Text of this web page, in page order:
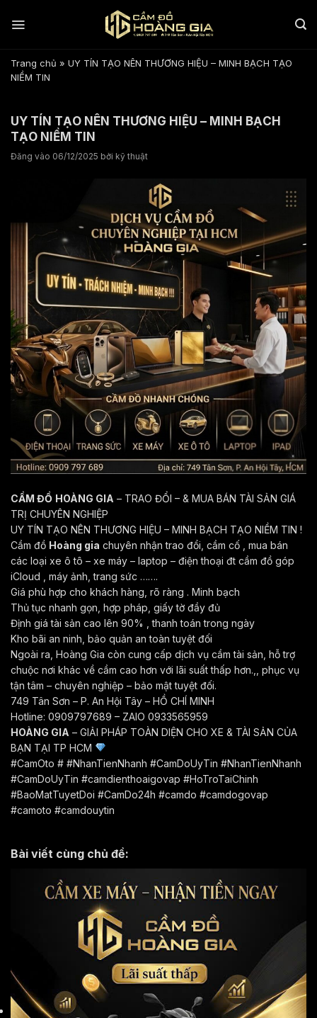
qua
dungTrang chủ » UY TÍN TẠO NÊN THƯƠNG HIỆU – MINH BẠCH TẠO
NIỀM TIN
UY TÍN TẠO NÊN THƯƠNG HIỆU – MINH BẠCH
TẠO NIỀM TIN
Đăng vào 06/12/2025 bởi kỹ thuật
CẦM ĐỒ HOÀNG GIA – TRAO ĐỔI – & MUA BÁN TÀI SẢN GIÁ
TRỊ CHUYÊN NGHIỆP
UY TÍN TẠO NÊN THƯƠNG HIỆU – MINH BẠCH TẠO NIỀM TIN !
Cầm đồ Hoàng gia chuyên nhận trao đổi, cầm cố , mua bán
các loại xe ô tô – xe máy – laptop – điện thoại đt cầm đồ góp
iCloud , máy ảnh, trang sức …….
Giá phù hợp cho khách hàng, rõ ràng . Minh bạch
Thủ tục nhanh gọn, hợp pháp, giấy tờ đầy đủ
Định giá tài sản cao lên 90% , thanh toán trong ngày
Kho bãi an ninh, bảo quản an toàn tuyệt đối
Ngoài ra, Hoàng Gia còn cung cấp dịch vụ cầm tài sản, hỗ trợ
chuộc nơi khác về cầm cao hơn với lãi suất thấp hơn.,, phục vụ
tận tâm – chuyên nghiệp – bảo mật tuyệt đối.
749 Tân Sơn – P. An Hội Tây – HỒ CHÍ MINH
Hotline: 0909797689 – ZAlO 0933565959
HOÀNG GIA – GIẢI PHÁP TOÀN DIỆN CHO XE & TÀI SẢN CỦA
BẠN TẠI TP HCM
#CamOto # #NhanTienNhanh #CamDoUyTin #NhanTienNhanh
#CamDoUyTin #camdienthoaigovap #HoTroTaiChinh
#BaoMatTuyetDoi #CamDo24h #camdo #camdogovap
#camoto #camdouytin
Bài viết cùng chủ đề: